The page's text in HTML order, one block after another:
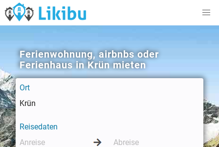
Ferienwohnung, airbnbs oder
Ferienhaus in Krün mieten
Ort
Reisedaten